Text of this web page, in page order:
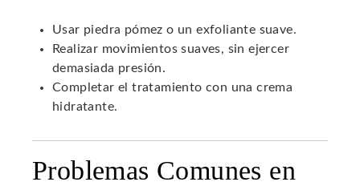
Usar piedra pómez o un exfoliante suave.
Realizar movimientos suaves, sin ejercer
demasiada presión.
Completar el tratamiento con una crema
hidratante.
Problemas Comunes en